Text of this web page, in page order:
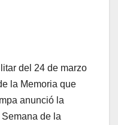
del 24 de marzo
la Memoria que
anunció la
de la